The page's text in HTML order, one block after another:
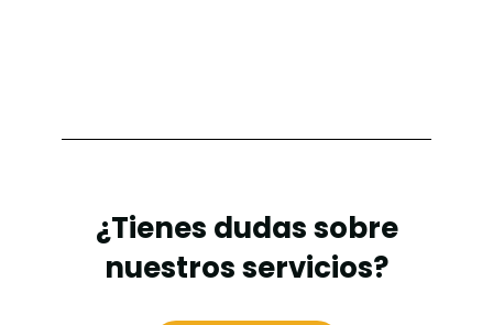
¿Tienes dudas sobre
nuestros servicios?